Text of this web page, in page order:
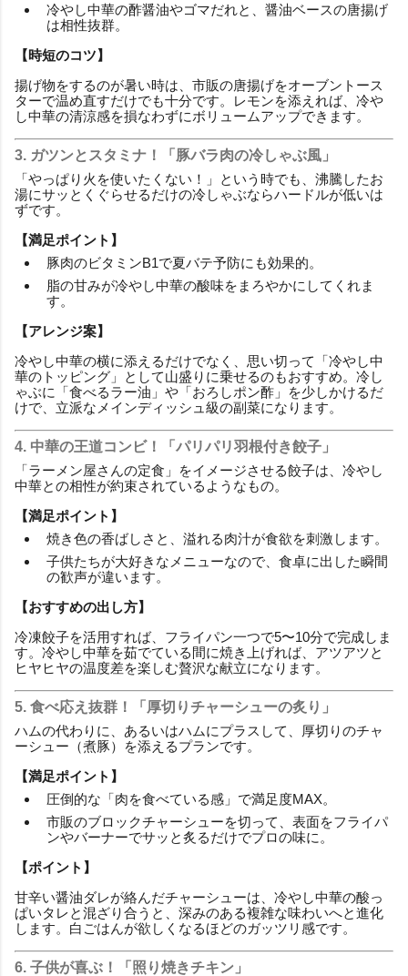
冷やし中華の酢醤油やゴマだれと、醤油ベースの唐揚げ
は相性抜群。
【時短のコツ】
揚げ物をするのが暑い時は、市販の唐揚げをオーブントース
ターで温め直すだけでも十分です。レモンを添えれば、冷や
し中華の清涼感を損なわずにボリュームアップできます。
3. ガツンとスタミナ！「豚バラ肉の冷しゃぶ風」
「やっぱり火を使いたくない！」という時でも、沸騰したお
湯にサッとくぐらせるだけの冷しゃぶならハードルが低いは
ずです。
【満足ポイント】
豚肉のビタミンB1で夏バテ予防にも効果的。
脂の甘みが冷やし中華の酸味をまろやかにしてくれま
す。
【アレンジ案】
冷やし中華の横に添えるだけでなく、思い切って「冷やし中
華のトッピング」として山盛りに乗せるのもおすすめ。冷し
ゃぶに「食べるラー油」や「おろしポン酢」を少しかけるだ
けで、立派なメインディッシュ級の副菜になります。
4. 中華の王道コンビ！「パリパリ羽根付き餃子」
「ラーメン屋さんの定食」をイメージさせる餃子は、冷やし
中華との相性が約束されているようなもの。
【満足ポイント】
焼き色の香ばしさと、溢れる肉汁が食欲を刺激します。
子供たちが大好きなメニューなので、食卓に出した瞬間
の歓声が違います。
【おすすめの出し方】
冷凍餃子を活用すれば、フライパン一つで5〜10分で完成しま
す。冷やし中華を茹でている間に焼き上げれば、アツアツと
ヒヤヒヤの温度差を楽しむ贅沢な献立になります。
5. 食べ応え抜群！「厚切りチャーシューの炙り」
ハムの代わりに、あるいはハムにプラスして、厚切りのチャ
ーシュー（煮豚）を添えるプランです。
【満足ポイント】
圧倒的な「肉を食べている感」で満足度MAX。
市販のブロックチャーシューを切って、表面をフライパ
ンやバーナーでサッと炙るだけでプロの味に。
【ポイント】
甘辛い醤油ダレが絡んだチャーシューは、冷やし中華の酸っ
ぱいタレと混ざり合うと、深みのある複雑な味わいへと進化
します。白ごはんが欲しくなるほどのガッツリ感です。
6. 子供が喜ぶ！「照り焼きチキン」